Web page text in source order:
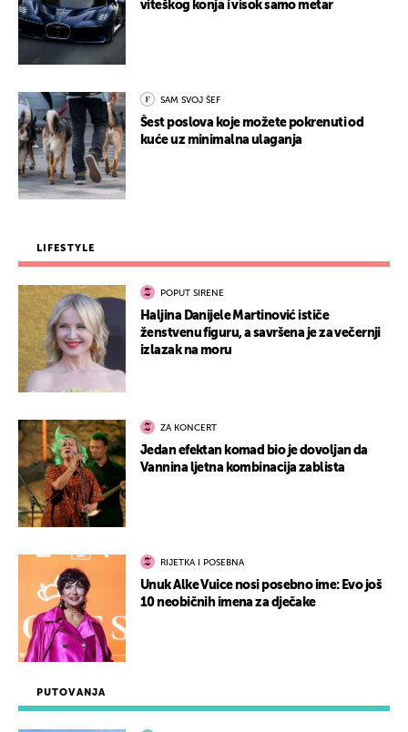
PUTOVANJA
viteškog konja i visok samo metar
SAM SVOJ ŠEF
Šest poslova koje možete pokrenuti od
kuće uz minimalna ulaganja
LIFESTYLE
POPUT SIRENE
Haljina Danijele Martinović ističe
ženstvenu figuru, a savršena je za večernji
izlazak na moru
ZA KONCERT
Jedan efektan komad bio je dovoljan da
Vannina ljetna kombinacija zablista
RIJETKA I POSEBNA
Unuk Alke Vuice nosi posebno ime: Evo još
10 neobičnih imena za dječake